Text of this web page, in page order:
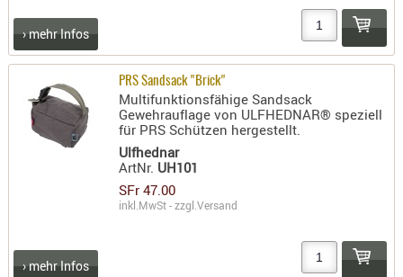
KOFFER
RÜST-
AUFSÄTZE
UND
› mehr Infos
PRS Sandsack "Brick"
Multifunktionsfähige Sandsack
Gewehrauflage von ULFHEDNAR® speziell
für PRS Schützen hergestellt.
Ulfhednar
ArtNr. UH101
SFr 47.00
inkl.MwSt - zzgl.Versand
› mehr Infos